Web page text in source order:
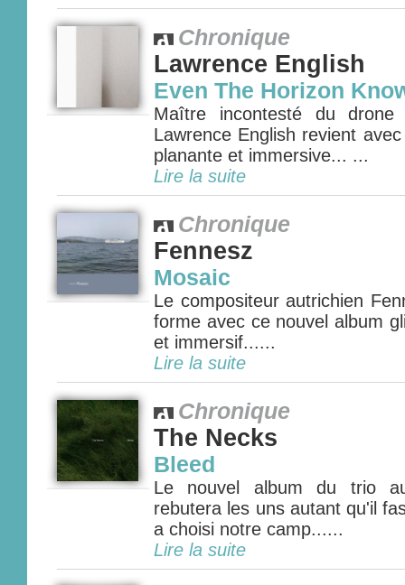
Chronique
Lawrence English
Even The Horizon
Maître incontesté du drone
Lawrence English revient
planante et immersive... ...
Lire la suite
Chronique
Fennesz
Mosaic
Le compositeur autrichien
forme avec ce nouvel album
et immersif......
Lire la suite
Chronique
The Necks
Bleed
Le nouvel album du trio
rebutera les uns autant qu'il
a choisi notre camp......
Lire la suite